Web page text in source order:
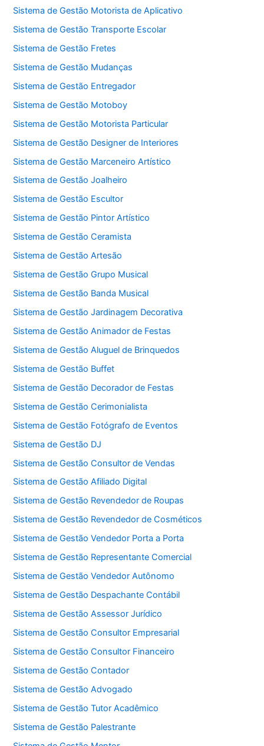
Sistema de Gestão Motorista de Aplicativo
Sistema de Gestão Transporte Escolar
Sistema de Gestão Fretes
Sistema de Gestão Mudanças
Sistema de Gestão Entregador
Sistema de Gestão Motoboy
Sistema de Gestão Motorista Particular
Sistema de Gestão Designer de Interiores
Sistema de Gestão Marceneiro Artístico
Sistema de Gestão Joalheiro
Sistema de Gestão Escultor
Sistema de Gestão Pintor Artístico
Sistema de Gestão Ceramista
Sistema de Gestão Artesão
Sistema de Gestão Grupo Musical
Sistema de Gestão Banda Musical
Sistema de Gestão Jardinagem Decorativa
Sistema de Gestão Animador de Festas
Sistema de Gestão Aluguel de Brinquedos
Sistema de Gestão Buffet
Sistema de Gestão Decorador de Festas
Sistema de Gestão Cerimonialista
Sistema de Gestão Fotógrafo de Eventos
Sistema de Gestão DJ
Sistema de Gestão Consultor de Vendas
Sistema de Gestão Afiliado Digital
Sistema de Gestão Revendedor de Roupas
Sistema de Gestão Revendedor de Cosméticos
Sistema de Gestão Vendedor Porta a Porta
Sistema de Gestão Representante Comercial
Sistema de Gestão Vendedor Autônomo
Sistema de Gestão Despachante Contábil
Sistema de Gestão Assessor Jurídico
Sistema de Gestão Consultor Empresarial
Sistema de Gestão Consultor Financeiro
Sistema de Gestão Contador
Sistema de Gestão Advogado
Sistema de Gestão Tutor Acadêmico
Sistema de Gestão Palestrante